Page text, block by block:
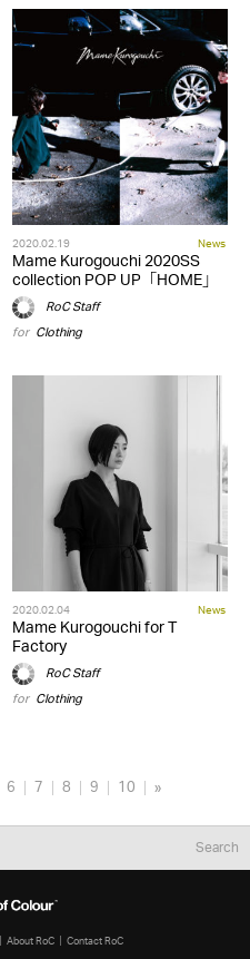
2020.02.19 News
Mame Kurogouchi 2020SS
collection POP UP「HOME」
RoC Staff
for Clothing
2020.02.04 News
Mame Kurogouchi for T
Factory
RoC Staff
for Clothing
6 7 8 9 10 »
About RoC Contact RoC